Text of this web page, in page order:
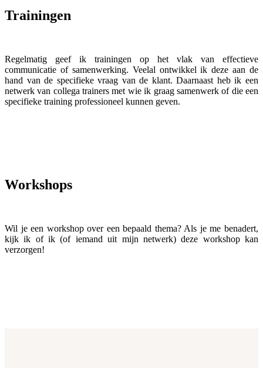
Trainingen
Regelmatig geef ik trainingen op het vlak van effectieve
communicatie of samenwerking. Veelal ontwikkel ik deze aan de
hand van de specifieke vraag van de klant. Daarnaast heb ik een
netwerk van collega trainers met wie ik graag samenwerk of die een
specifieke training professioneel kunnen geven.
Workshops
Wil je een workshop over een bepaald thema? Als je me benadert,
kijk ik of ik (of iemand uit mijn netwerk) deze workshop kan
verzorgen!